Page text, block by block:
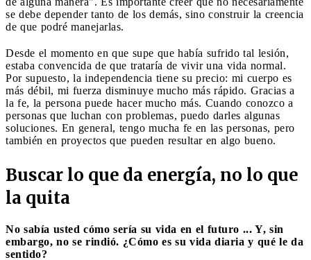
se debe depender tanto de los demás, sino construir la creencia
de que podré manejarlas.
Desde el momento en que supe que había sufrido tal lesión,
estaba convencida de que trataría de vivir una vida normal.
Por supuesto, la independencia tiene su precio: mi cuerpo es
más débil, mi fuerza disminuye mucho más rápido. Gracias a
la fe, la persona puede hacer mucho más. Cuando conozco a
personas que luchan con problemas, puedo darles algunas
soluciones. En general, tengo mucha fe en las personas, pero
también en proyectos que pueden resultar en algo bueno.
Buscar lo que da energía, no lo que
la quita
No sabía usted cómo sería su vida en el futuro ... Y, sin
embargo, no se rindió. ¿Cómo es su vida diaria y qué le da
sentido?